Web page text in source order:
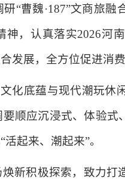
“曹魏·187”文商旅
，认真落实2026河
发展，全方位促进消费
化底蕴与现代潮玩
顺应沉浸式、体验
起来、潮起来”。
新积极探索，致力